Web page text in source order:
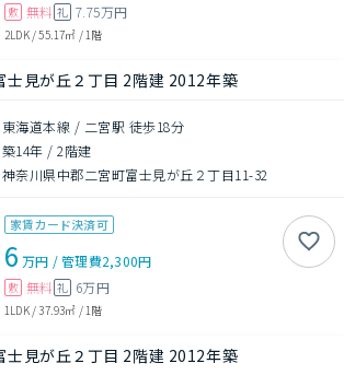
敷 無料 礼 7.75万円
2LDK/55.17㎡ /1階
士見が丘２丁目 2階建 2012年築
東海道本線 / 二宮駅 徒歩18分
築14年 /2階建
神奈川県中郡二宮町富士見が丘２丁目11-32
家賃カード決済可
6 万円 /管理費2,300円
敷 無料 礼 6万円
1LDK/37.93㎡ /1階
士見が丘２丁目 2階建 2012年築